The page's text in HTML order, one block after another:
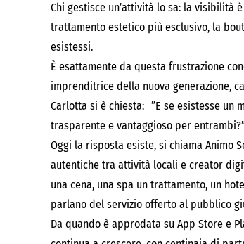
Chi gestisce un’attività lo sa: la visibilità
trattamento estetico più esclusivo, la
esistessi.
È esattamente da questa frustrazione
imprenditrice della nuova generazione,
Carlotta si è chiesta: ”E se esistesse
trasparente e vantaggioso per
Oggi la risposta esiste, si chiama Animo
autentiche tra attività locali e creator
una cena, una spa un trattamento, un
parlano del servizio offerto al pubblico
Da quando è approdata su App Store e